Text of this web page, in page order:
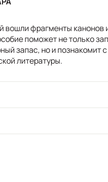
вошли фрагменты канонов
поможет не только
запас, но и
литературы.